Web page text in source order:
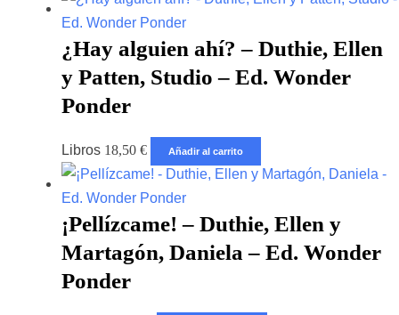
¿Hay alguien ahí? – Duthie, Ellen
y Patten, Studio – Ed. Wonder
Ponder
Libros 18,50€ Añadir al carrito
¡Pellízcame! – Duthie, Ellen y
Martagón, Daniela – Ed. Wonder
Ponder